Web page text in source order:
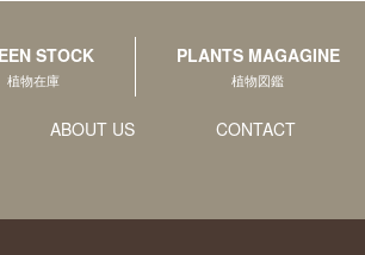
STOCK
植物在庫
PLANTS MAGAGINE
植物図鑑
ABOUT US CONTACT